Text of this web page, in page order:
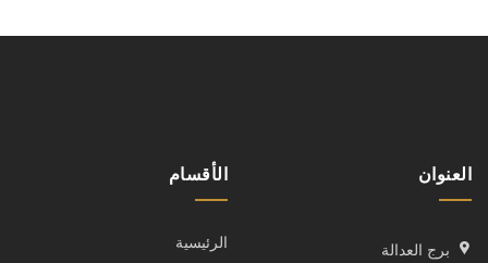
العنوان
برج العدالة
الأقسام
الرئيسية